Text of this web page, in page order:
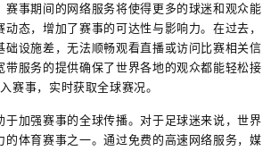
赛事期间的网络服务将使得更多的球迷和观众能
态，增加了赛事的可达性与影响力。在过去，
础设施差，无法顺畅观看直播或访问比赛相关信
带服务的提供确保了世界各地的观众都能轻松接
入赛事，实时获取全球赛况。
于加强赛事的全球传播。对于足球迷来说，世界
的体育赛事之一。通过免费的高速网络服务，媒